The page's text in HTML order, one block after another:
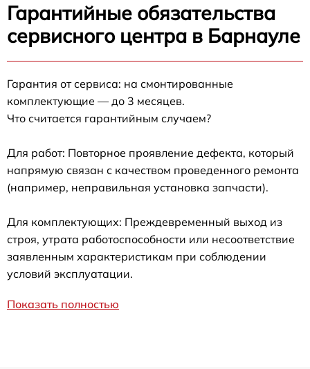
Гарантийные обязательства
сервисного центра в Барнауле
Гарантия от сервиса: на смонтированные
комплектующие — до 3 месяцев.
Что считается гарантийным случаем?
Для работ: Повторное проявление дефекта, который
напрямую связан с качеством проведенного ремонта
(например, неправильная установка запчасти).
Для комплектующих: Преждевременный выход из
строя, утрата работоспособности или несоответствие
заявленным характеристикам при соблюдении
условий эксплуатации.
Показать полностью